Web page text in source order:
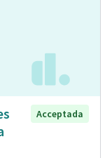
Acceptada